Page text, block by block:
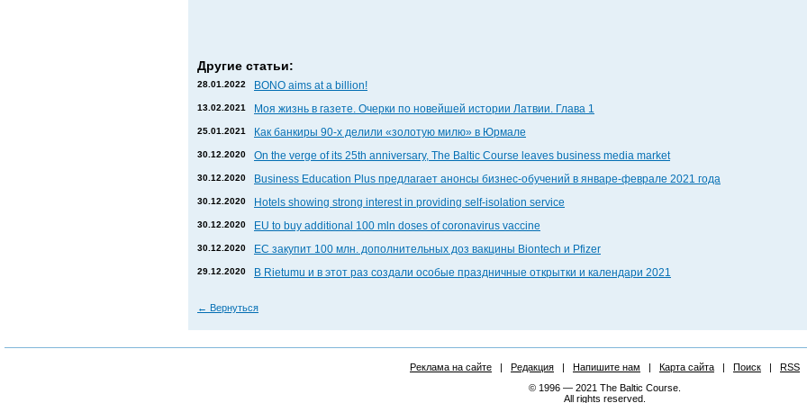
Другие статьи:
28.01.2022 BONO aims at a billion!
13.02.2021 Моя жизнь в газете. Очерки по новейшей истории Латвии. Глава 1
25.01.2021 Как банкиры 90-х делили «золотую милю» в Юрмале
30.12.2020 On the verge of its 25th anniversary, The Baltic Course leaves business media market
30.12.2020 Business Education Plus предлагает анонсы бизнес-обучений в январе-феврале 2021 года
30.12.2020 Hotels showing strong interest in providing self-isolation service
30.12.2020 EU to buy additional 100 mln doses of coronavirus vaccine
30.12.2020 ЕС закупит 100 млн. дополнительных доз вакцины Biontech и Pfizer
29.12.2020 В Rietumu и в этот раз создали особые праздничные открытки и календари 2021
← Вернуться
Реклама на сайте | Редакция | Напишите нам | Карта сайта | Поиск |
RSS
© 1996 — 2021 The Baltic Course.
All rights reserved.